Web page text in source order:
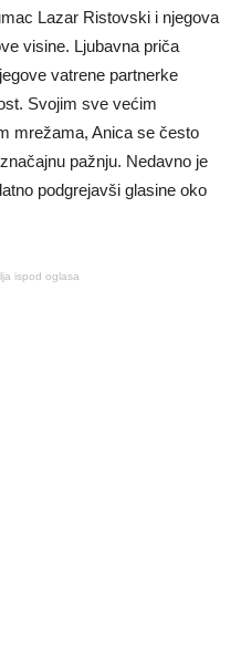
Lazar Ristovski i njegova
visine. Ljubavna priča
vatrene partnerke
Svojim sve većim
mrežama, Anica se često
pažnju. Nedavno je
podgrejavši glasine oko
ispod oglasa